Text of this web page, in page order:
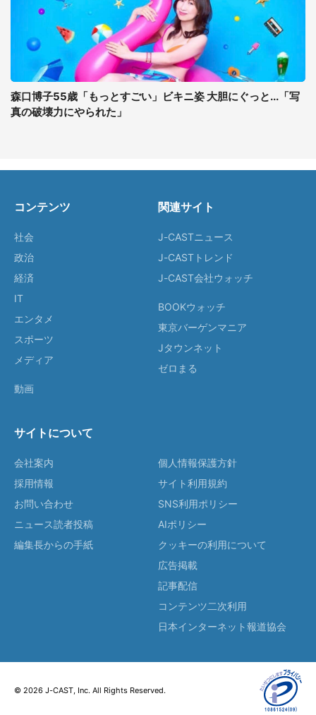
森口博子55歳「もっとすごい」ビキニ姿 大胆にぐっと...「写
真の破壊力にやられた」
コンテンツ
社会
政治
経済
IT
エンタメ
スポーツ
メディア
動画
関連サイト
J-CASTニュース
J-CASTトレンド
J-CAST会社ウォッチ
BOOKウォッチ
東京バーゲンマニア
Jタウンネット
ゼロまる
サイトについて
会社案内
採用情報
お問い合わせ
ニュース読者投稿
編集長からの手紙
個人情報保護方針
サイト利用規約
SNS利用ポリシー
AIポリシー
クッキーの利用について
広告掲載
記事配信
コンテンツ二次利用
日本インターネット報道協会
© 2026 J-CAST, Inc. All Rights Reserved.